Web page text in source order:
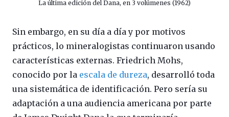
La última edición del Dana, en 3 volúmenes (1962)
Sin embargo, en su día a día y por motivos
prácticos, lo mineralogistas continuaron usando
características externas. Friedrich Mohs,
conocido por la escala de dureza, desarrolló toda
una sistemática de identificación. Pero sería su
adaptación a una audiencia americana por parte